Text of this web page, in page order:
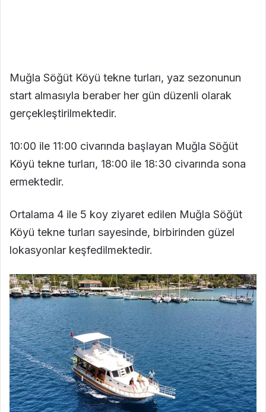
Muğla Söğüt Köyü tekne turları, yaz sezonunun
start almasıyla beraber her gün düzenli olarak
gerçekleştirilmektedir.
10:00 ile 11:00 civarında başlayan Muğla Söğüt
Köyü tekne turları, 18:00 ile 18:30 civarında sona
ermektedir.
Ortalama 4 ile 5 koy ziyaret edilen Muğla Söğüt
Köyü tekne turları sayesinde, birbirinden güzel
lokasyonlar keşfedilmektedir.